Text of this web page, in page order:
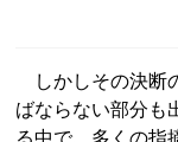
しかしその決断
ばならない部分も
る中で、多くの指